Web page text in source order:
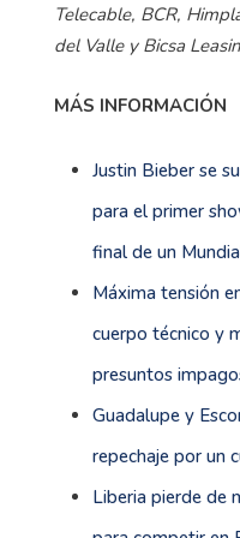
Telecable, BCR,
del Valle y Bicsa
MÁS INFORMACIÓN
Justin Bieber se
para el primer
final de un
Máxima tensión
cuerpo técnico y
presuntos
Guadalupe y
repechaje por un
Liberia pierde de